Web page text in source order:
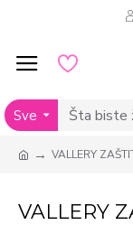
Sve
VALLERY
VALLERY